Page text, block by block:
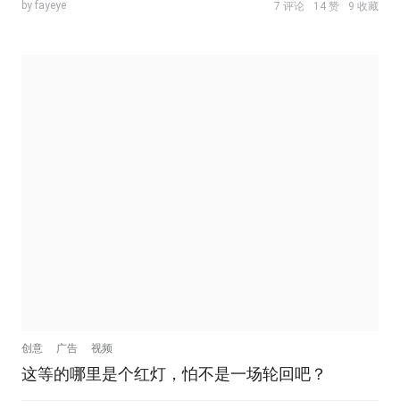
by fayeye 7 评论 14 赞 9 收藏
创意 广告 视频
这等的哪里是个红灯，怕不是一场轮回吧？